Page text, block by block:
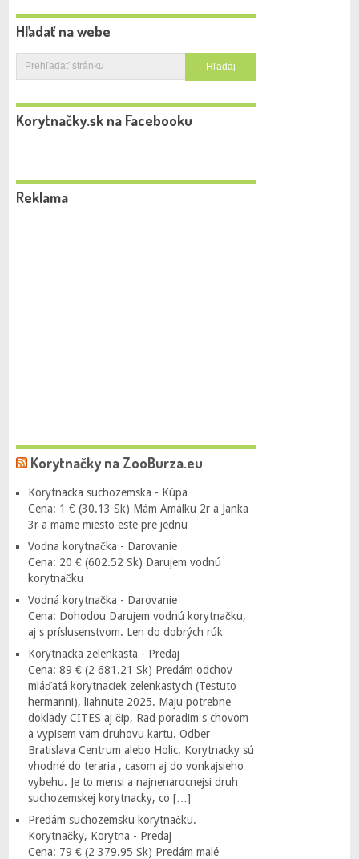
Hľadať na webe
Korytnačky.sk na Facebooku
Reklama
Korytnačky na ZooBurza.eu
Korytnacka suchozemska - Kúpa
Cena: 1 € (30.13 Sk) Mám Amálku 2r a Janka
3r a mame miesto este pre jednu
Vodna korytnačka - Darovanie
Cena: 20 € (602.52 Sk) Darujem vodnú
korytnačku
Vodná korytnačka - Darovanie
Cena: Dohodou Darujem vodnú korytnačku,
aj s príslusenstvom. Len do dobrých rúk
Korytnacka zelenkasta - Predaj
Cena: 89 € (2 681.21 Sk) Predám odchov
mláďatá korytnaciek zelenkastych (Testuto
hermanni), liahnute 2025. Maju potrebne
doklady CITES aj čip, Rad poradim s chovom
a vypisem vam druhovu kartu. Odber
Bratislava Centrum alebo Holic. Korytnacky sú
vhodné do teraria , casom aj do vonkajsieho
vybehu. Je to mensi a najnenarocnejsi druh
suchozemskej korytnacky, co […]
Predám suchozemsku korytnačku.
Korytnačky, Korytna - Predaj
Cena: 79 € (2 379.95 Sk) Predám malé